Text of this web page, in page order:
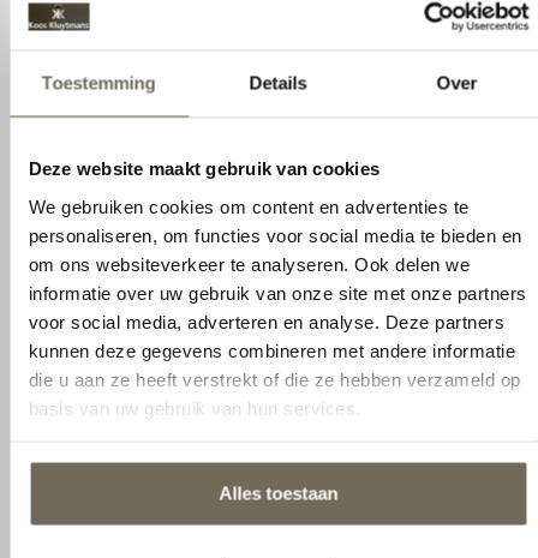
Toestemming Details Over
Deze website maakt gebruik van cookies
We gebruiken cookies om content en advertenties te
personaliseren, om functies voor social media te bieden en
om ons websiteverkeer te analyseren. Ook delen we
informatie over uw gebruik van onze site met onze partners
voor social media, adverteren en analyse. Deze partners
kunnen deze gegevens combineren met andere informatie
die u aan ze heeft verstrekt of die ze hebben verzameld op
basis van uw gebruik van hun services.
Alles toestaan
Lengtematen
190 / 200 / 210 / 220 cm
Stoffering
+ 50 stofsoorten en +20
Andere suggesties…
AANBIEDING